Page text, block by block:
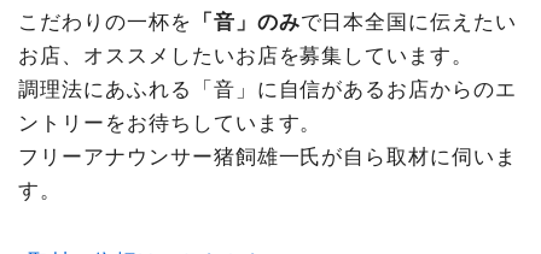
こだわりの一杯を 「音」のみで日本全国に伝えたい
お店、オススメしたいお店を募集しています。
調理法にあふれる「音」に自信があるお店からのエ
ントリーをお待ちしています。
フリーアナウンサー猪飼雄一氏が自ら取材に伺いま
す。